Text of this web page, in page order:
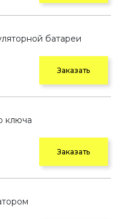
батареи
Заказать
ключа
Заказать